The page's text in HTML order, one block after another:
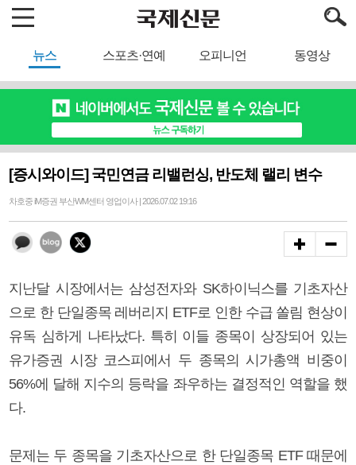
뉴스 스포츠·연예 오피니언 동영상
[증시와이드] 국민연금 리밸런싱, 반도체 랠리 변수
차호중 iM증권 부산WM센터 영업이사 | 2026.07.02 19:16
지난달 시장에서는 삼성전자와 SK하이닉스를 기초자산
으로 한 단일종목 레버리지 ETF로 인한 수급 쏠림 현상이
유독 심하게 나타났다. 특히 이들 종목이 상장되어 있는
유가증권 시장 코스피에서 두 종목의 시가총액 비중이
56%에 달해 지수의 등락을 좌우하는 결정적인 역할을 했
다.
문제는 두 종목을 기초자산으로 한 단일종목 ETF 때문에